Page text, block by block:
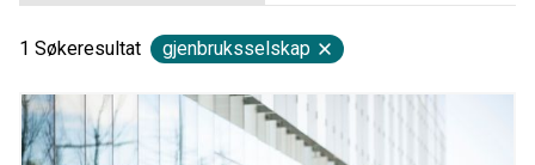
1 Søkeresultat gjenbruksselskap